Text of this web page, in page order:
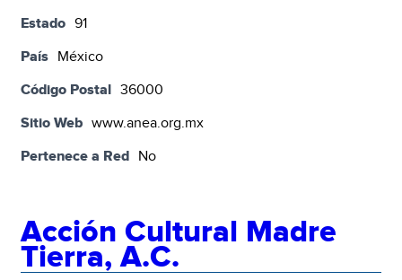
Estado 91
País México
Código Postal 36000
Sitio Web www.anea.org.mx
Pertenece a Red No
Acción Cultural Madre
Tierra, A.C.